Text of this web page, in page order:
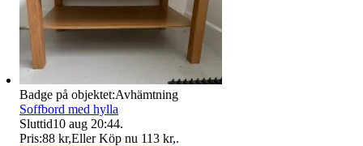
Badge på objektet:Avhämtning
Soffbord med hylla
Sluttid10 aug 20:44.
Pris:88 kr,Eller Köp nu 113 kr,.